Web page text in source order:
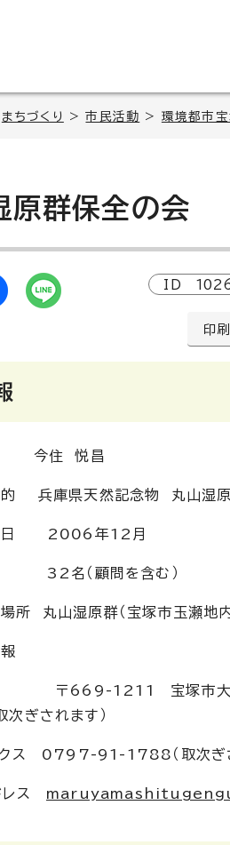
まちづくり >市民活動 > 環境都市宝
原群保全の会
ID
印刷
今住 悦昌
兵庫県天然記念物 丸山湿原
日 2006年12月
名（顧問を含む）
所 丸山湿原群（宝塚市玉瀬地内
669-1211 宝塚市大原野
次ぎされます）
ァクス 0797-91-1788（取次ぎ
レス